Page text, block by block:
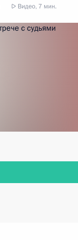
Видео, 7 мин.